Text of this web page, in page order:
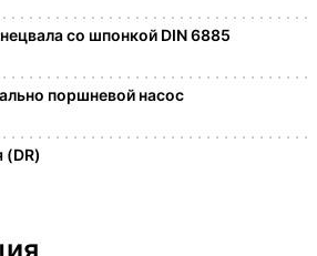
со шпонкой DIN 6885
поршневой насос
(DR)